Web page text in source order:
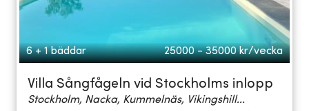
6 + 1 bäddar 25000 - 35000 kr/vecka
Villa Sångfågeln vid Stockholms inlopp
Stockholm, Nacka, Kummelnäs, Vikingshill...